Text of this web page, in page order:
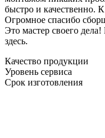
быстро и качественно.
Огромное спасибо
Это мастер своего
здесь.
Качество продукции
Уровень сервиса
Срок изготовления